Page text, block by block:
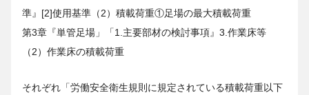
準』[2]使用基準（2）積載荷重①足場の最大積載荷重
第3章『単管足場」「1.主要部材の検討事項』3.作業床等
（2）作業床の積載荷重
それぞれ「労働安全衛生規則に規定されている積載荷重以下